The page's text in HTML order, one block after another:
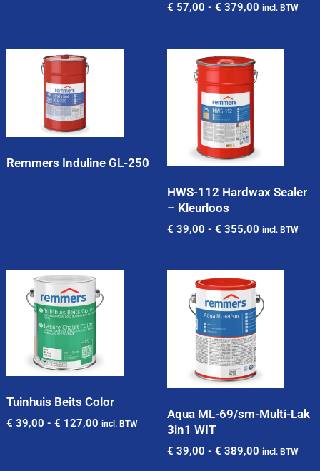
€ 57,00 - € 379,00 incl. BTW
Remmers Induline GL-250
HWS-112 Hardwax Sealer
– Kleurloos
€ 39,00 - € 355,00 incl. BTW
Tuinhuis Beits Color
€ 39,00 - € 127,00 incl. BTW
Aqua ML-69/sm-Multi-Lak
3in1 WIT
€ 39,00 - € 389,00 incl. BTW